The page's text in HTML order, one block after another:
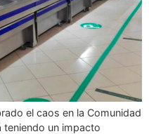
el caos en la Comunidad
un impacto